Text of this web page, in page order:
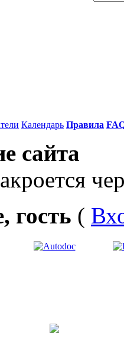
Календарь Правила
сайта
гость (